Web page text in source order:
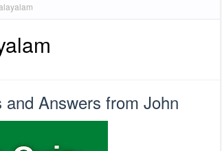
Answers from John